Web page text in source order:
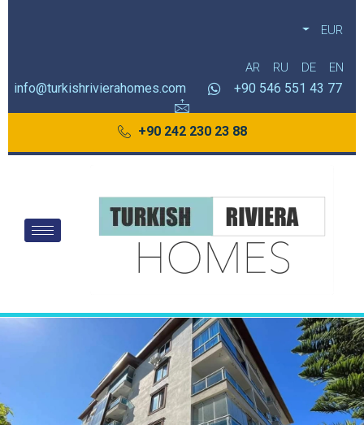
EUR
EN
DE
RU
AR
77 43 551 546 90+
info@turkishrivierahomes.com
88 23 230 242 90+